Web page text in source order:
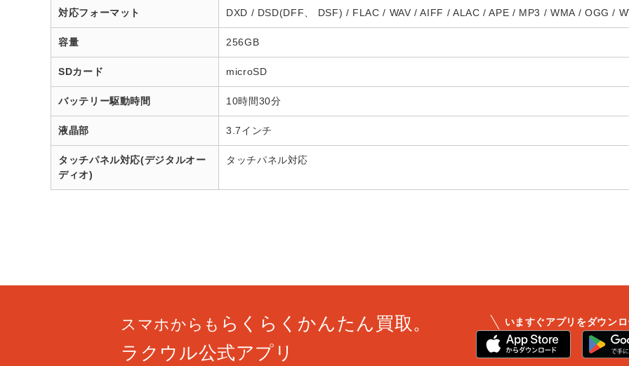
対応フォーマット DXD / DSD(DFF、 DSF) / FLAC / WAV / AIFF / ALAC / APE / MP3 / WMA / OGG /
容量 256GB
SDカード microSD
バッテリー駆動時間 10時間30分
液晶部 3.7インチ
タッチパネル対応(デジタルオー
ディオ)
タッチパネル対応
スマホからも らくらくかんたん買取。
ラクウル公式アプリ
いますぐアプリをダウン